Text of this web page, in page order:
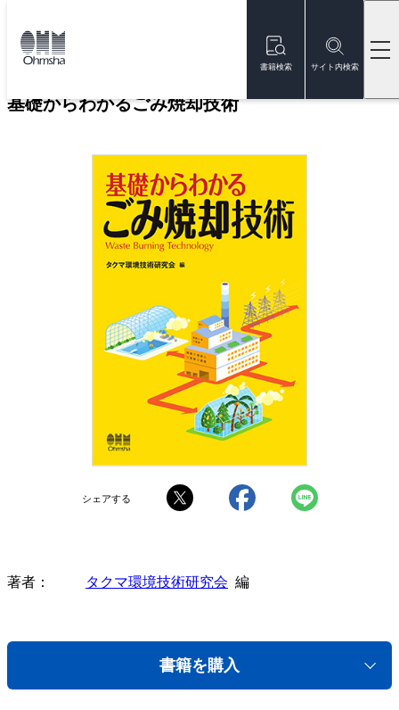
書籍検索 サイト内検索
トップ
基礎からわかるごみ焼却技術
シェアする
著者 タクマ環境技術研究会 編
書籍を購入